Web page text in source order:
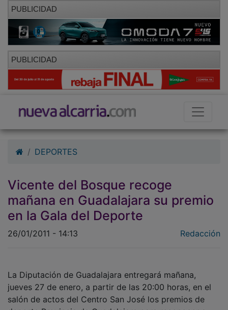
PUBLICIDAD
PUBLICIDAD
Vicente del Bosque recoge
mañana en Guadalajara su premio
en la Gala del Deporte
jueves 27 de enero, a partir de las 20:00 horas, en el
salón de actos del Centro San José los premios de
deporte Provincia de Guadalajara para reconocer a